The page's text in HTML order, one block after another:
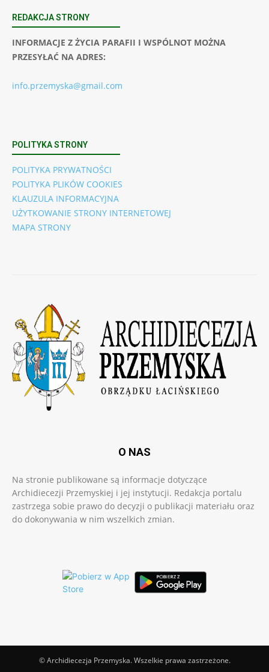
REDAKCJA STRONY
INFORMACJE Z ŻYCIA PARAFII I WSPÓLNOT MOŻNA
PRZESYŁAĆ NA ADRES:
info.przemyska@gmail.com
POLITYKA STRONY
POLITYKA PRYWATNOŚCI
POLITYKA PLIKÓW COOKIES
KLAUZULA INFORMACYJNA
UŻYTKOWANIE STRONY INTERNETOWEJ
MAPA STRONY
O NAS
Na stronie publikowane są informacje dotyczące
Archidiecezji Przemyskiej i jej instytucji. Redakcja portalu
zastrzega sobie prawo do decyzji o publikacji materiału oraz
do dokonywania w nim wszelkich zmian.
© Archidiecezja Przemyska. Wszelkie prawa zastrzeżone.